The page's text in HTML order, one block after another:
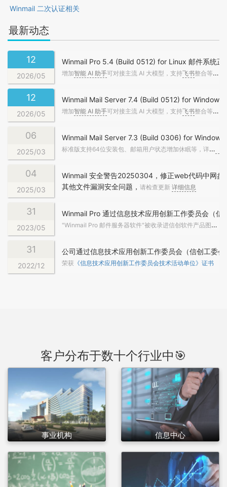
Winmail 二次认证相关
最新动态
12
2026/05
Winmail Pro 5.4 (Build 0512) for Linux 邮件系统正
增加智能 AI 助手可对接主流 AI 大模型，支持飞书整合等，详细
12
2026/05
Winmail Mail Server 7.4 (Build 0512) for Windows
增加智能 AI 助手可对接主流 AI 大模型，支持飞书整合等，详细
06
2025/03
Winmail Mail Server 7.3 (Build 0306) for Windows
标准版支持64位安装包、邮箱用户状态增加休眠等，详细
04
2025/03
Winmail 安全警告20250304，修正web代码中网盘
其他文件漏洞安全问题， 请检查更新 详细信息
31
2023/05
Winmail Pro 通过信息技术应用创新工作委员会（信
"Winmail Pro 邮件服务器软件"被收录进信创软件产品图谱资源库中
31
2022/12
公司通过信息技术应用创新工作委员会（信创工委
荣获 《信息技术应用创新工作委员会技术活动单位》证书
客户分布于数十个行业中🎯
事业机构 信息中心